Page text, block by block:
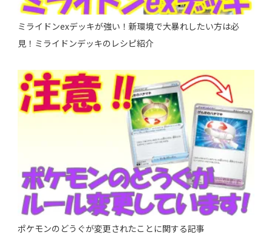
ミライドンexデッキが強い！新環境で大暴れしたい方は必
見！ミライドンデッキのレシピ紹介
ポケモンのどうぐが変更されたことに関する記事